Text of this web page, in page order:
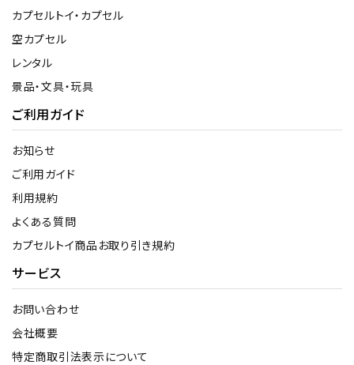
カプセルトイ・カプセル
空カプセル
レンタル
景品・文具・玩具
ご利用ガイド
お知らせ
ご利用ガイド
利用規約
よくある質問
カプセルトイ商品お取り引き規約
サービス
お問い合わせ
会社概要
特定商取引法表示について